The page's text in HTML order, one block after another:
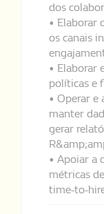
dos
• Elaborar
os canais
• Elaborar
políticas e
• Operar e
manter
gerar
• Apoiar a
métricas
time-to-